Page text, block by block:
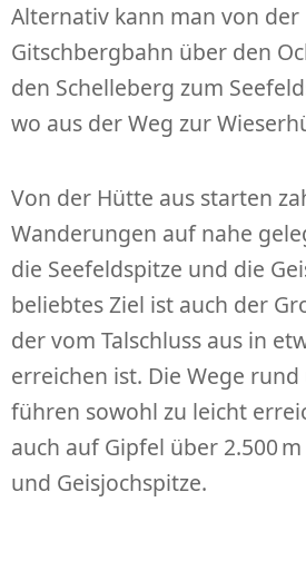
Alternativ kann man von
Gitschbergbahn über den
den Schelleberg zum
wo aus der Weg zur
Von der Hütte aus starten
Wanderungen auf nahe
die Seefeldspitze und die
beliebtes Ziel ist auch der
der vom Talschluss aus in
erreichen ist. Die Wege
führen sowohl zu leicht
auch auf Gipfel über 2.500
und Geisjochspitze.